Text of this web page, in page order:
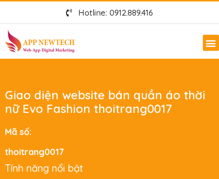
Hotline: 0912.889.416
Giao diện website bán quần áo thời
nữ Evo Fashion thoitrang0017
Mã số:
thoitrang0017
Tính năng nổi bật